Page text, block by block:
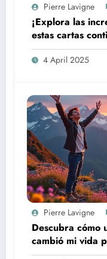
Pierre Lavigne
¡Explora las
estas cartas
4 April 2025
Pierre Lavigne
Descubra cómo
cambió mi vida